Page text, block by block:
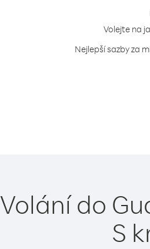
Volejte na
Nejlepší sazby za
Volání do
S